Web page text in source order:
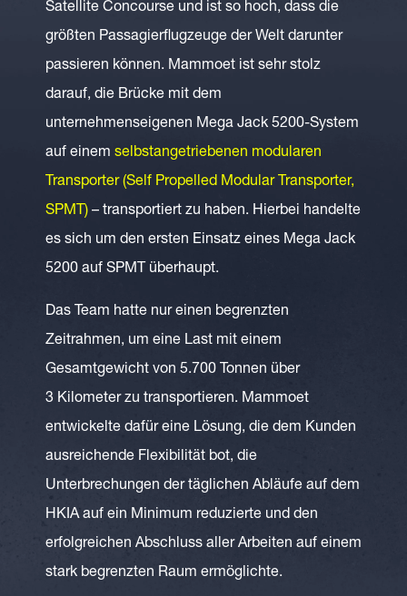
Satellite Concourse und ist so hoch, dass die
größten Passagierflugzeuge der Welt darunter
passieren können. Mammoet ist sehr stolz
darauf, die Brücke mit dem
unternehmenseigenen Mega Jack 5200-System
auf einem selbstangetriebenen modularen
Transporter (Self Propelled Modular Transporter,
SPMT) – transportiert zu haben. Hierbei handelte
es sich um den ersten Einsatz eines Mega Jack
5200 auf SPMT überhaupt.
Das Team hatte nur einen begrenzten
Zeitrahmen, um eine Last mit einem
Gesamtgewicht von 5.700 Tonnen über
3 Kilometer zu transportieren. Mammoet
entwickelte dafür eine Lösung, die dem Kunden
ausreichende Flexibilität bot, die
Unterbrechungen der täglichen Abläufe auf dem
HKIA auf ein Minimum reduzierte und den
erfolgreichen Abschluss aller Arbeiten auf einem
stark begrenzten Raum ermöglichte.